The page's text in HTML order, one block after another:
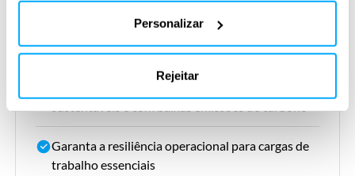
Personalizar
Rejeitar
Permita o treinamento contínuo de modelos de
IA e simulações em grande escala
Garanta a resiliência operacional para cargas de
trabalho essenciais